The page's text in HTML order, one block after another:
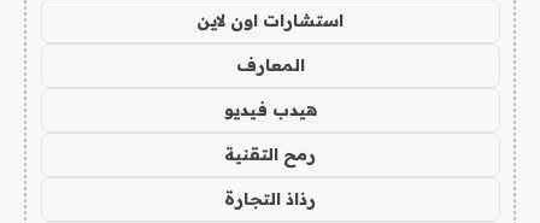
استشارات اون لاين
المعارف
هيدب فيديو
رمح التقنية
رذاذ التجارة